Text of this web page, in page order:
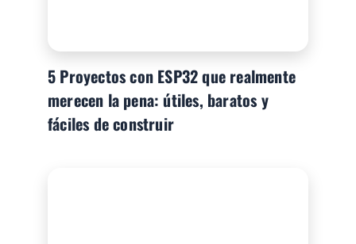
5 Proyectos con ESP32 que realmente
merecen la pena: útiles, baratos y
fáciles de construir